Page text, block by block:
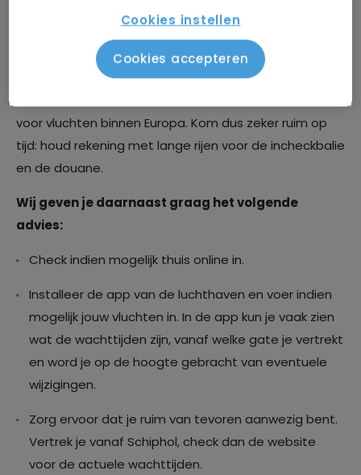
Vanwege de drukte op de luchthavens adviseren je
om minstens 3 uur voor vertrek aanwezig te zijn voor
voor vluchten binnen Europa. Kom dus zeker ruim op
tijd: houd rekening met lange rijen voor de incheckbalie
en de douane.
Wij geven je daarnaast graag het volgende
advies:
Check indien mogelijk thuis online in.
Installeer de app van de luchthaven en voer indien
mogelijk jouw vluchten in. In de app kun je vaak zien
wat de wachttijden zijn, vanaf welke gate je vertrekt
en word je op de hoogte gebracht van eventuele
wijzigingen.
Zorg ervoor dat je ruim van tevoren aanwezig bent.
Vertrek je vanaf Schiphol, check dan de website
voor de actuele wachttijden.
Cookies instellen
Cookies accepteren